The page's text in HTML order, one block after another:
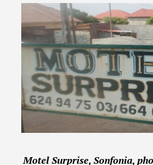
Motel Surprise, Sonfonia,